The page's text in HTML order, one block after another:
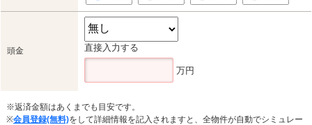
頭金 直接入力する
万円
※返済金額はあくまでも目安です。
※会員登録(無料)をして詳細情報を記入されますと、全物件が自動でシミュレー